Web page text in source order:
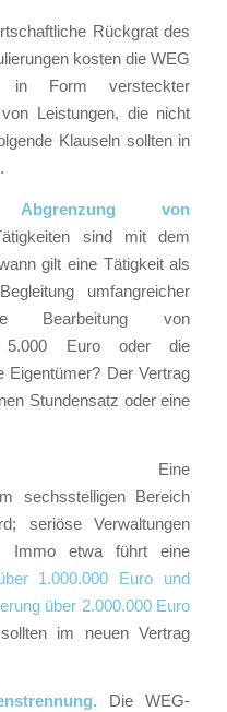
Rückgrat des
kosten die WEG
Form versteckter
Leistungen, die nicht
Klauseln sollten in
Abgrenzung von
sind mit dem
gilt eine Tätigkeit als
umfangreicher
Bearbeitung von
5.000 Euro oder die
Eigentümer? Der Vertrag
Stundensatz oder eine
sechsstelligen Bereich
seriöse Verwaltungen
Immo etwa führt eine
1.000.000 Euro und
über 2.000.000 Euro
im neuen Vertrag
Die WEG-